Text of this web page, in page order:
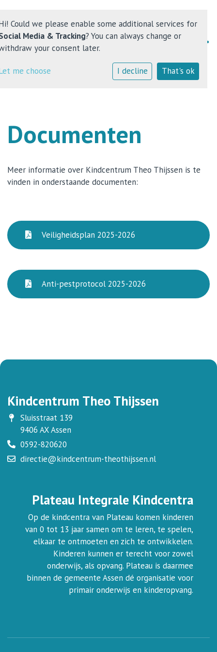
Home
Opvang
Contact
Documenten
Meer informatie over Kindcentrum Theo Thijssen is te
vinden in onderstaande documenten:
Veiligheidsplan 2025-2026
Anti-pestprotocol 2025-2026
Kindcentrum Theo Thijssen
Sluisstraat 139
9406 AX Assen
0592-820620
directie@kindcentrum-theothijssen.nl
Plateau Integrale Kindcentra
Op de kindcentra van Plateau komen kinderen
van 0 tot 13 jaar samen om te leren, te spelen,
elkaar te ontmoeten en zich te ontwikkelen.
Kinderen kunnen er terecht voor zowel
onderwijs, als opvang. Plateau is daarmee
binnen de gemeente Assen dé organisatie voor
primair onderwijs en kinderopvang.
Could we please enable some additional services for
Media & Tracking? You can always change or
your consent later.
me choose I decline That's ok